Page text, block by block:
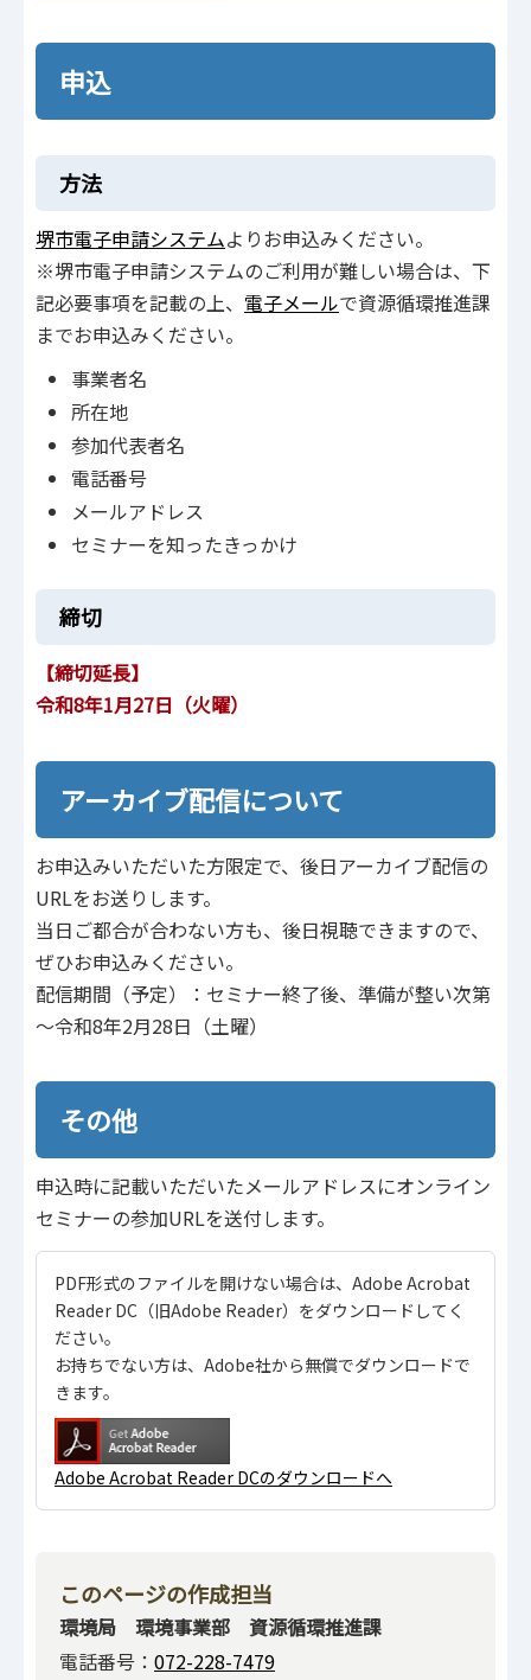
申込
方法
堺市電子申請システムよりお申込みください。
※堺市電子申請システムのご利用が難しい場合は、下
記必要事項を記載の上、 電子メールで資源循環推進課
までお申込みください。
事業者名
所在地
参加代表者名
電話番号
メールアドレス
セミナーを知ったきっかけ
締切
【締切延長】
令和8年1月27日（火曜）
アーカイブ配信について
お申込みいただいた方限定で、後日アーカイブ配信の
URLをお送りします。
当日ご都合が合わない方も、後日視聴できますので、
ぜひお申込みください。
配信期間（予定）：セミナー終了後、準備が整い次第
～令和8年2月28日（土曜）
その他
申込時に記載いただいたメールアドレスにオンライン
セミナーの参加URLを送付します。
PDF形式のファイルを開けない場合は、Adobe Acrobat
Reader DC（旧Adobe Reader）をダウンロードしてく
ださい。
お持ちでない方は、Adobe社から無償でダウンロードで
きます。
Adobe Acrobat Reader DCのダウンロードへ
このページの作成担当
環境局 環境事業部 資源循環推進課
電話番号： 072-228-7479